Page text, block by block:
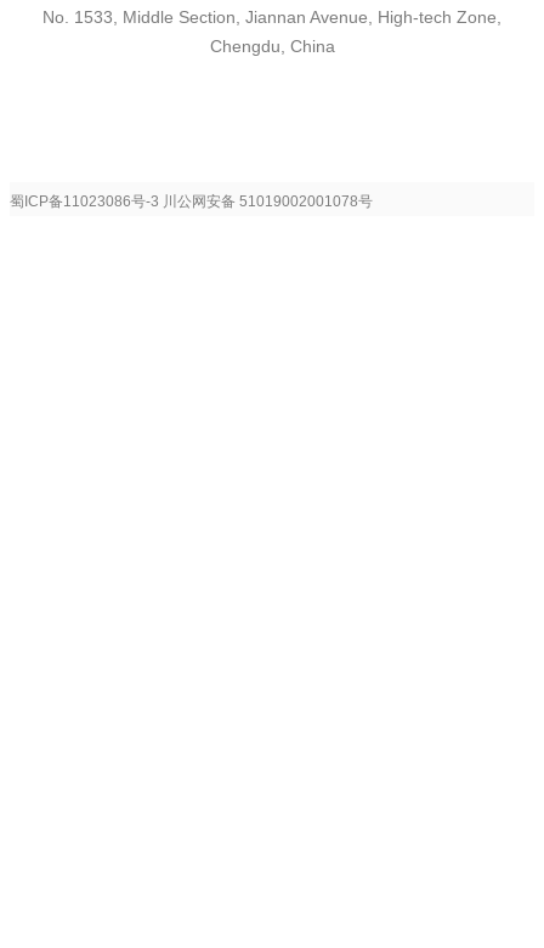
No. 1533, Middle Section, Jiannan Avenue, High-tech Zone,
Chengdu, China
蜀ICP备11023086号-3 川公网安备 51019002001078号